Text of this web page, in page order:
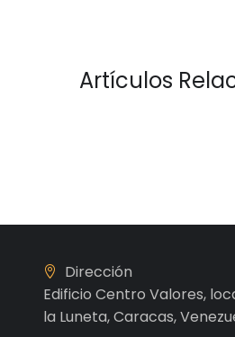
Artículos
Dirección
Edificio Centro Valores,
la Luneta, Caracas,